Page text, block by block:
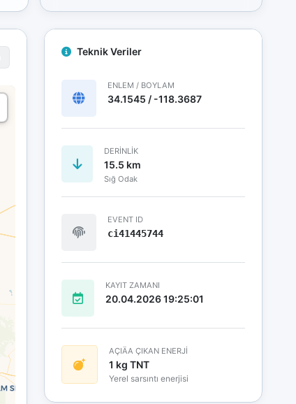
Teknik Veriler
ENLEM / BOYLAM
34.1545 / -118.3687
DERINLIK
15.5 km
Sığ Odak
EVENT ID
ci41445744
KAYIT ZAMANI
20.04.2026 19:25:01
AÇIÄA ÇIKAN ENERJİ
1 kg TNT
Yerel sarsıntı enerjisi